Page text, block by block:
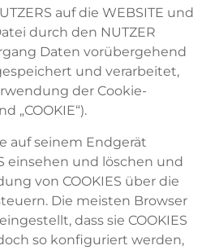
auf die WEBSITE und
durch den NUTZER
Daten vorübergehend
und verarbeitet,
der Cookie-
„COOKIE“).
auf seinem Endgerät
einsehen und löschen und
von COOKIES über die
Die meisten Browser
dass sie COOKIES
so konfiguriert werden,